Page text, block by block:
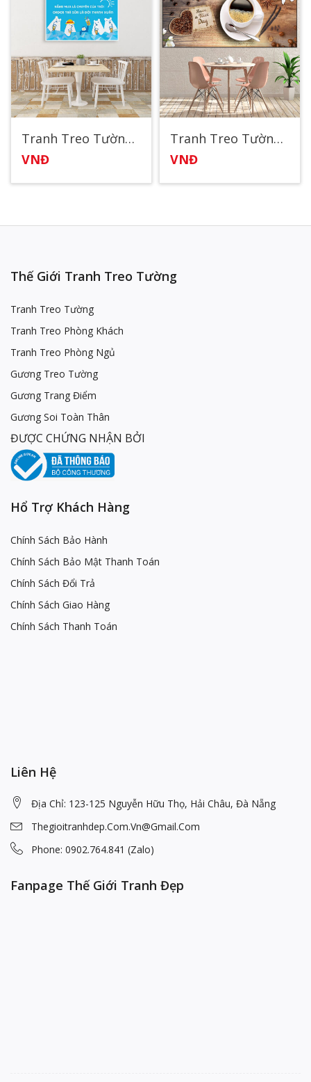
Tranh Treo Tường Quán Cafe 4
VNĐ
Tranh Treo Tường Quán Cafe 12
VNĐ
Thế Giới Tranh Treo Tường
Tranh Treo Tường
Tranh Treo Phòng Khách
Tranh Treo Phòng Ngủ
Gương Treo Tường
Gương Trang Điểm
Gương Soi Toàn Thân
ĐƯỢC CHỨNG NHẬN BỞI
Hổ Trợ Khách Hàng
Chính Sách Bảo Hành
Chính Sách Bảo Mật Thanh Toán
Chính Sách Đổi Trả
Chính Sách Giao Hàng
Chính Sách Thanh Toán
Liên Hệ
Địa Chỉ: 123-125 Nguyễn Hữu Thọ, Hải Châu, Đà Nẵng
Thegioitranhdep.com.vn@gmail.com
Phone: 0902.764.841 (Zalo)
Fanpage Thế Giới Tranh Đẹp